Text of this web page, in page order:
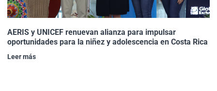
AERIS y UNICEF renuevan alianza para impulsar
oportunidades para la niñez y adolescencia en Costa Rica
Leer más